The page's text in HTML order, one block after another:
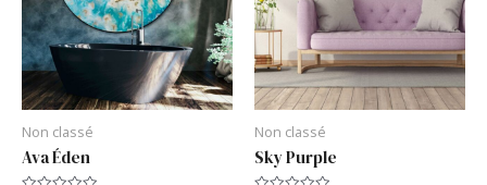
Non classé
Ava Éden
Non classé
Sky Purple